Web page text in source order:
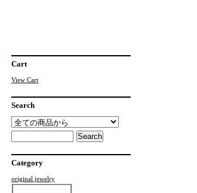
Cart
View Cart
Search
Category
original jewelry